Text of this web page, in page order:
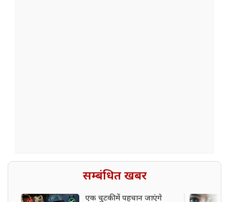
सम्बंधित खबर
एक चुटकी में पहचान जाएंगे